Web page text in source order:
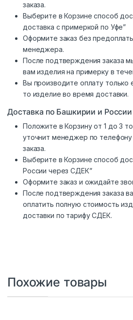
заказа.
Выберите в Корзине способ
доставка с примеркой по Уфе”
Оформите заказ без
менеджера.
После подтверждения заказа
вам изделия на примерку в
Вы производите оплату только
то изделие во время доставки.
Доставка по Башкирии и России
Положите в Корзину от 1 до 3
уточнит менеджер по
заказа.
Выберите в Корзине способ
России через СДЕК”
Оформите заказ и ожидайте
После подтверждения заказа
оплатить полную стоимость
доставки по тарифу СДЕК.
Похожие товары